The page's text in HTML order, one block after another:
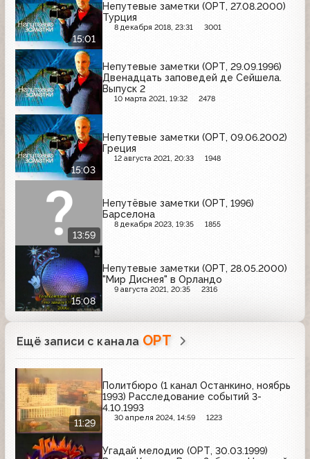
15:01
Непутевые заметки (ОРТ, 27.08.2000)
Турция
8 декабря 2018, 23:31 3001
Непутевые заметки (ОРТ, 29.09.1996)
Двенадцать заповедей де Сейшела.
Выпуск 2
10 марта 2021, 19:32 2478
15:03
Непутевые заметки (ОРТ, 09.06.2002)
Греция
12 августа 2021, 20:33 1948
13:59
Непутёвые заметки (ОРТ, 1996)
Барселона
8 декабря 2023, 19:35 1855
15:08
Непутевые заметки (ОРТ, 28.05.2000)
"Мир Диснея" в Орландо
9 августа 2021, 20:35 2316
Ещё записи с канала ОРТ
11:29
Политбюро (1 канал Останкино, ноябрь
1993) Расследование событий 3-
4.10.1993
30 апреля 2024, 14:59 1223
Угадай мелодию (ОРТ, 30.03.1999)